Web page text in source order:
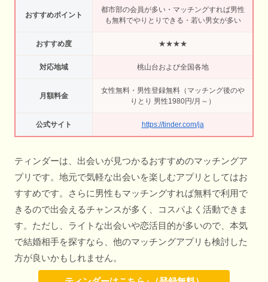
おすすめポイント
都市部の会員が多い・マッチングすれば男性
も無料でやりとりできる・若い男女が多い
おすすめ度 ★★★★
対応地域 桃山台および全国各地
月額料金
女性無料・男性登録無料（マッチング後のや
りとり 男性1980円/月～）
公式サイト https://tinder.com/ja
ティンダーは、出会いが見つかるおすすめのマッチングア
プリです。地元で気軽な出会いを楽しむアプリとしてはお
すすめです。さらに男性もマッチングすれば無料で利用で
きるので出会えるチャンスが多く、コスパよく活動できま
す。ただし、ライトな出会いや恋活目的が多いので、本気
で結婚相手を探すなら、他のマッチングアプリも検討した
方が良いかもしれません。